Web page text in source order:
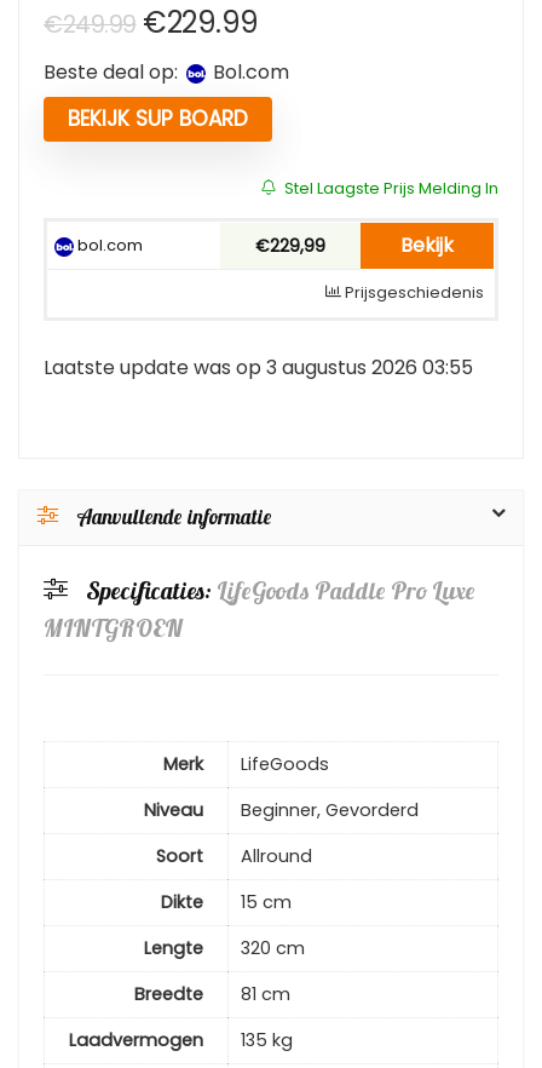
€249.99 Oorspronkelijke
prijs
was:
€249.99.
€229.99
is:
Beste deal op: bol.com
BEKIJK SUP BOARD
Stel Laagste Prijs Melding In
bol.com €229,99 Bekijk
Prijsgeschiedenis
Laatste update was op 3 augustus 2026 03:55
Aanvullende informatie
Specificaties: LifeGoods Paddle Pro Luxe
MINTGROEN
Merk
LifeGoods
Niveau
Beginner, Gevorderd
Soort
Allround
Dikte
15 cm
Lengte
320 cm
Breedte
81 cm
Laadvermogen
135 kg